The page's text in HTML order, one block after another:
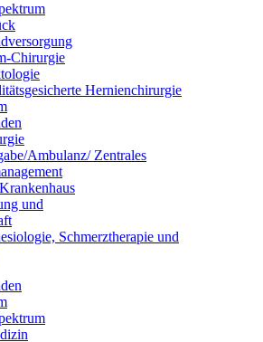
Chirurgie
Hernienchirurgie
Ambulanz/ Zentrales
und
Schmerztherapie und